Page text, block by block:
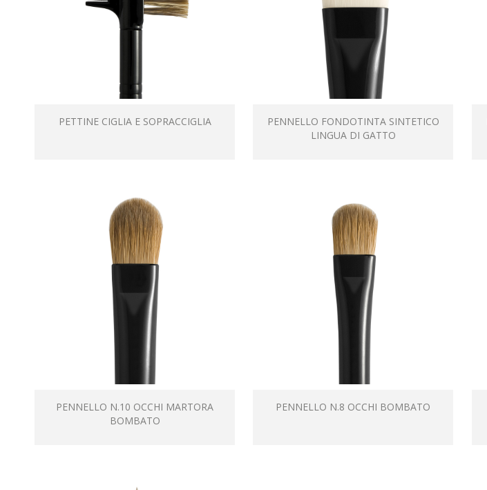
PETTINE CIGLIA E SOPRACCIGLIA
PENNELLO FONDOTINTA SINTETICO
LINGUA DI GATTO
PENNELLO N.10 OCCHI MARTORA
BOMBATO
PENNELLO N.8 OCCHI BOMBATO